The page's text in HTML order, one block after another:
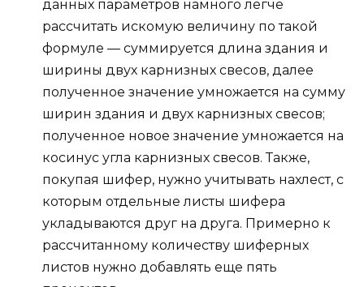
данных параметров намного легче
рассчитать искомую величину по такой
формуле — суммируется длина здания и
ширины двух карнизных свесов, далее
полученное значение умножается на сумму
ширин здания и двух карнизных свесов;
полученное новое значение умножается на
косинус угла карнизных свесов. Также,
покупая шифер, нужно учитывать нахлест, с
которым отдельные листы шифера
укладываются друг на друга. Примерно к
рассчитанному количеству шиферных
листов нужно добавлять еще пять